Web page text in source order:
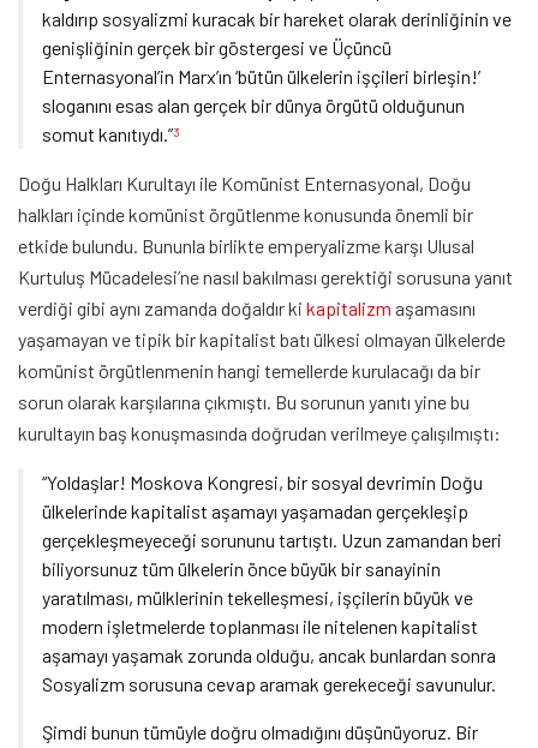
kaldırıp sosyalizmi kuracak bir hareket olarak derinliğinin ve
genişliğinin gerçek bir göstergesi ve Üçüncü
Enternasyonal’in Marx’ın ‘bütün ülkelerin işçileri birleşin!’
sloganını esas alan gerçek bir dünya örgütü olduğunun
somut kanıtıydı.”3
Doğu Halkları Kurultayı ile Komünist Enternasyonal, Doğu
halkları içinde komünist örgütlenme konusunda önemli bir
etkide bulundu. Bununla birlikte emperyalizme karşı Ulusal
Kurtuluş Mücadelesi’ne nasıl bakılması gerektiği sorusuna yanıt
verdiği gibi aynı zamanda doğaldır ki kapitalizm aşamasını
yaşamayan ve tipik bir kapitalist batı ülkesi olmayan ülkelerde
komünist örgütlenmenin hangi temellerde kurulacağı da bir
sorun olarak karşılarına çıkmıştı. Bu sorunun yanıtı yine bu
kurultayın baş konuşmasında doğrudan verilmeye çalışılmıştı:
“Yoldaşlar! Moskova Kongresi, bir sosyal devrimin Doğu
ülkelerinde kapitalist aşamayı yaşamadan gerçekleşip
gerçekleşmeyeceği sorununu tartıştı. Uzun zamandan beri
biliyorsunuz tüm ülkelerin önce büyük bir sanayinin
yaratılması, mülklerinin tekelleşmesi, işçilerin büyük ve
modern işletmelerde toplanması ile nitelenen kapitalist
aşamayı yaşamak zorunda olduğu, ancak bunlardan sonra
Sosyalizm sorusuna cevap aramak gerekeceği savunulur.
Şimdi bunun tümüyle doğru olmadığını düşünüyoruz. Bir